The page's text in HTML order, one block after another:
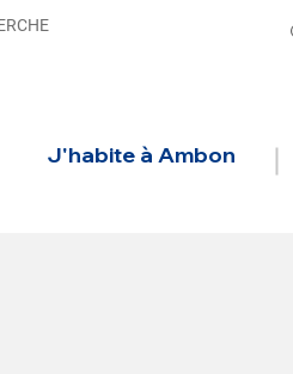
J'habite à Ambon